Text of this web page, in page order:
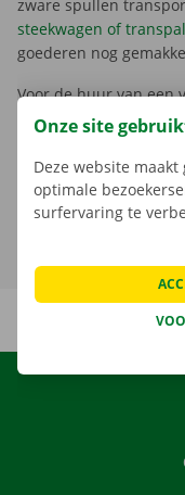
zware spullen
steekwagen of
goederen nog
Voor de huur van een
vereist. Meer
digitale
vrachtwagens en de
asbelastinglees je hier
Onze site
Deze website
optimale
surfervaring te